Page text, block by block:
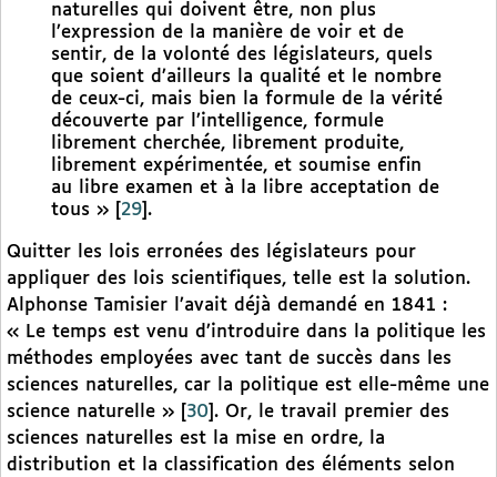
naturelles qui doivent être, non plus
l’expression de la manière de voir et de
sentir, de la volonté des législateurs, quels
que soient d’ailleurs la qualité et le nombre
de ceux-ci, mais bien la formule de la vérité
découverte par l’intelligence, formule
librement cherchée, librement produite,
librement expérimentée, et soumise enfin
au libre examen et à la libre acceptation de
tous »
29 .
Quitter les lois erronées des législateurs pour
appliquer des lois scientifiques, telle est la solution.
Alphonse Tamisier l’avait déjà demandé en 1841 :
« Le temps est venu d’introduire dans la politique les
méthodes employées avec tant de succès dans les
sciences naturelles, car la politique est elle-même une
science naturelle »
30 . Or, le travail premier des
sciences naturelles est la mise en ordre, la
distribution et la classification des éléments selon